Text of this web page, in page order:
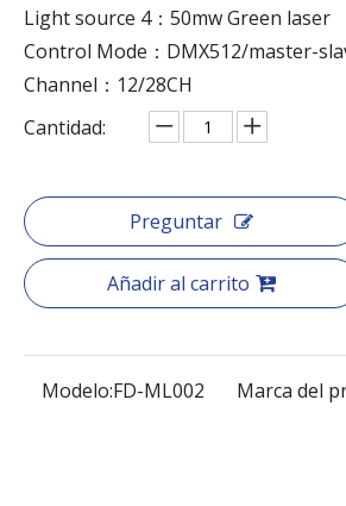
Light source 4：50mw Green laser
Control Mode：DMX512/master-
Channel：12/28CH
Cantidad:
Preguntar
Añadir al carrito
Modelo:FD-ML002 Marca del